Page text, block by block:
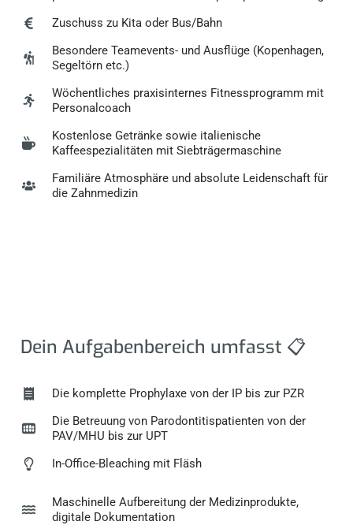
Zuschuss zu Kita oder Bus/Bahn
Besondere Teamevents- und Ausflüge (Kopenhagen,
Segeltörn etc.)
Wöchentliches praxisinternes Fitnessprogramm mit
Personalcoach
Kostenlose Getränke sowie italienische
Kaffeespezialitäten mit Siebträgermaschine
Familiäre Atmosphäre und absolute Leidenschaft für
die Zahnmedizin
Dein Aufgabenbereich umfasst 📋
Die komplette Prophylaxe von der IP bis zur PZR
Die Betreuung von Parodontitispatienten von der
PAV/MHU bis zur UPT
In-Office-Bleaching mit Fläsh
Maschinelle Aufbereitung der Medizinprodukte,
digitale Dokumentation